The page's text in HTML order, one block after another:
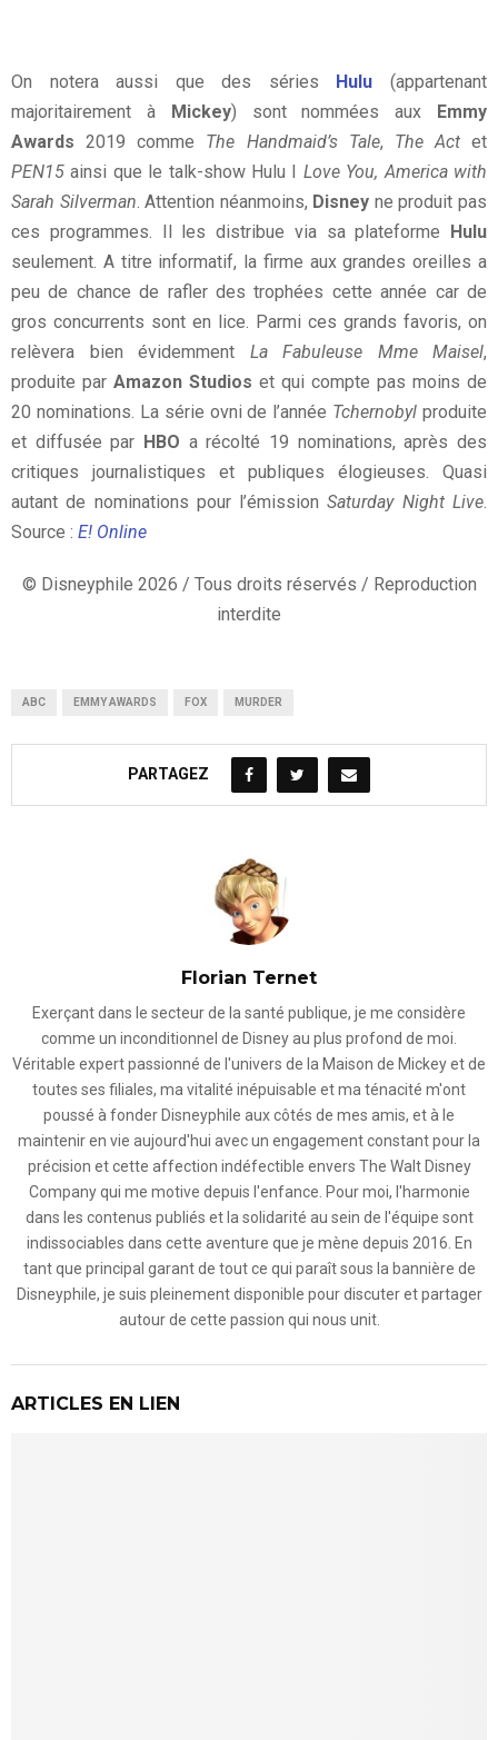
On notera aussi que des séries Hulu (appartenant
majoritairement à Mickey) sont nommées aux Emmy
Awards 2019 comme The Handmaid’s Tale, The Actet
PEN15 ainsi que le talk-show Hulu I Love You, America with
Sarah Silverman. Attention néanmoins, Disney ne produit pas
ces programmes. Il les distribue via sa plateforme Hulu
seulement. A titre informatif, la firme aux grandes oreilles a
peu de chance de rafler des trophées cette année car de
gros concurrents sont en lice. Parmi ces grands favoris, on
relèvera bien évidemment La Fabuleuse Mme Maisel,
produite par Amazon Studios et qui compte pas moins de
20 nominations. La série ovni de l’année Tchernobyl produite
et diffusée par HBO a récolté 19 nominations, après des
critiques journalistiques et publiques élogieuses. Quasi
autant de nominations pour l’émissionSaturday Night Live.
Source : E! Online
© Disneyphile 2026 / Tous droits réservés / Reproduction
interdite
ABC EMMY AWARDS FOX MURDER
PARTAGEZ
Florian Ternet
Exerçant dans le secteur de la santé publique, je me considère
comme un inconditionnel de Disney au plus profond de moi.
Véritable expert passionné de l'univers de la Maison de Mickey et de
toutes ses filiales, ma vitalité inépuisable et ma ténacité m'ont
poussé à fonder Disneyphile aux côtés de mes amis, et à le
maintenir en vie aujourd'hui avec un engagement constant pour la
précision et cette affection indéfectible envers The Walt Disney
Company qui me motive depuis l'enfance. Pour moi, l'harmonie
dans les contenus publiés et la solidarité au sein de l'équipe sont
indissociables dans cette aventure que je mène depuis 2016. En
tant que principal garant de tout ce qui paraît sous la bannière de
Disneyphile, je suis pleinement disponible pour discuter et partager
autour de cette passion qui nous unit.
ARTICLES EN LIEN